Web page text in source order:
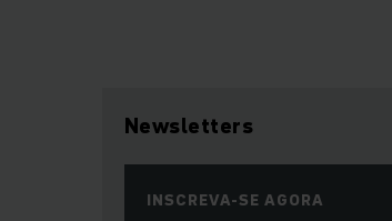
Newsletters
INSCREVA-SE AGORA